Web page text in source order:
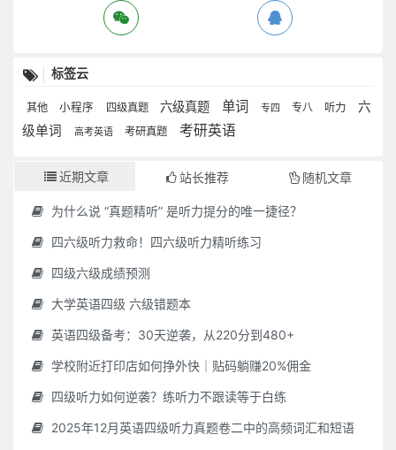
标签云
其他 小程序 四级真题 六级真题 单词 专四 专八 听力
六
级单词
高考英语 考研真题 考研英语
近期文章 站长推荐 随机文章
为什么说 “真题精听” 是听力提分的唯一捷径？
四六级听力救命！四六级听力精听练习
四级六级成绩预测
大学英语四级 六级错题本
英语四级备考：30天逆袭，从220分到480+
学校附近打印店如何挣外快｜贴码躺赚20%佣金
四级听力如何逆袭？练听力不跟读等于白练
2025年12月英语四级听力真题卷二中的高频词汇和短语